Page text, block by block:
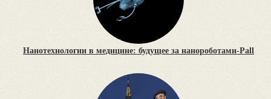
Нанотехнологии в медицине: будущее за нанороботами-Pall